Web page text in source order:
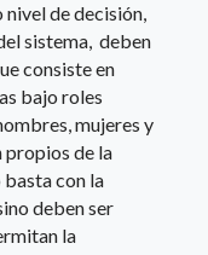
nivel de decisión,
sistema, deben
consiste en
bajo roles
mujeres y
propios de la
con la
deben ser
la